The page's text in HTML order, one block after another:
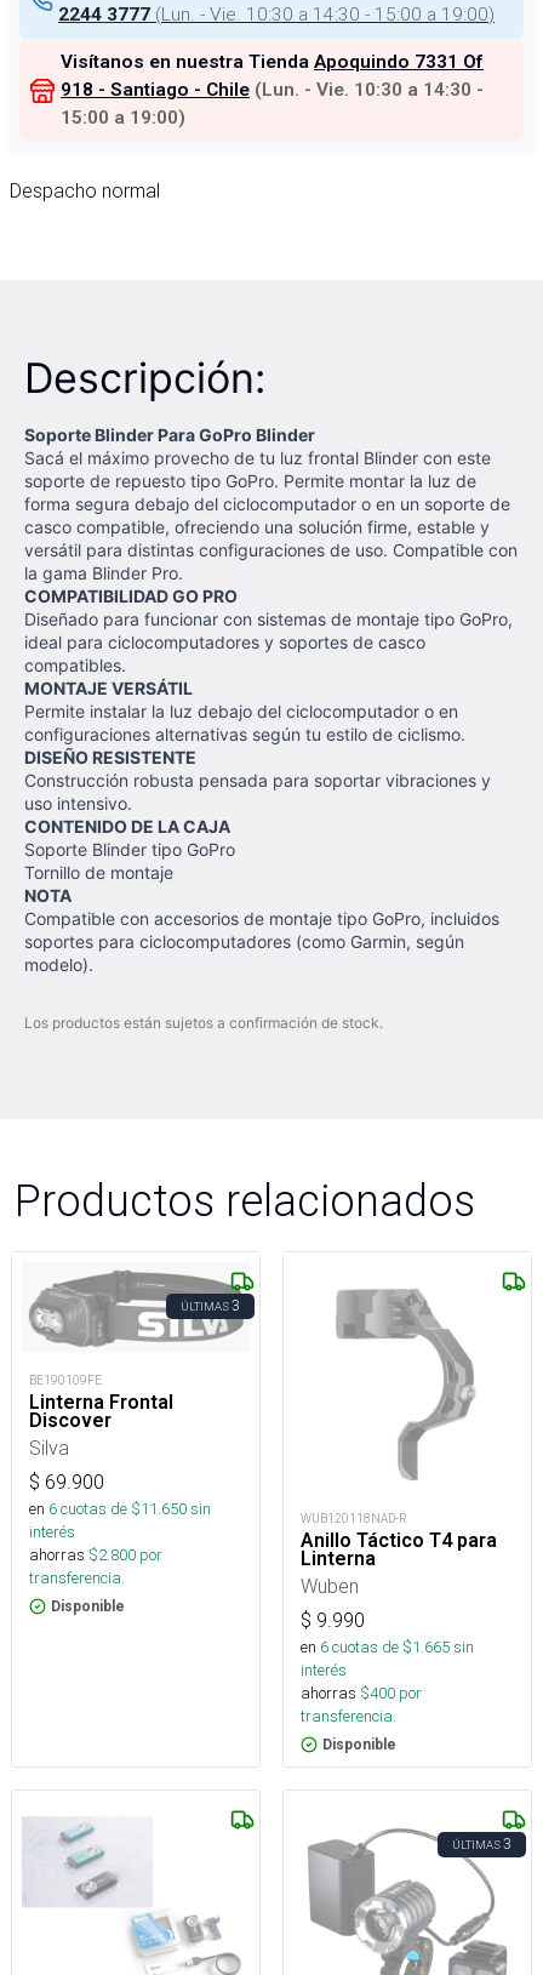
2244 3777 (Lun. - Vie. 10:30 a 14:30 - 15:00 a 19:00)
Visítanos en nuestra Tienda Apoquindo 7331 Of
918 - Santiago - Chile (Lun. - Vie. 10:30 a 14:30 -
15:00 a 19:00)
Despacho normal
Descripción:
Soporte Blinder Para GoPro Blinder
Sacá el máximo provecho de tu luz frontal Blinder con este
soporte de repuesto tipo GoPro. Permite montar la luz de
forma segura debajo del ciclocomputador o en un soporte de
casco compatible, ofreciendo una solución firme, estable y
versátil para distintas configuraciones de uso. Compatible con
la gama Blinder Pro.
COMPATIBILIDAD GO PRO
Diseñado para funcionar con sistemas de montaje tipo GoPro,
ideal para ciclocomputadores y soportes de casco
compatibles.
MONTAJE VERSÁTIL
Permite instalar la luz debajo del ciclocomputador o en
configuraciones alternativas según tu estilo de ciclismo.
DISEÑO RESISTENTE
Construcción robusta pensada para soportar vibraciones y
uso intensivo.
CONTENIDO DE LA CAJA
Soporte Blinder tipo GoPro
Tornillo de montaje
NOTA
Compatible con accesorios de montaje tipo GoPro, incluidos
soportes para ciclocomputadores (como Garmin, según
modelo).
Los productos están sujetos a confirmación de stock.
Productos relacionados
ÚLTIMAS3
BE190109FE
Linterna Frontal
Discover
Silva
$ 69.900
en 6cuotas de $11.650sin
interés
ahorras $2.800 por
transferencia.
Disponible
WUB120118NAD-R
Anillo Táctico T4 para
Linterna
Wuben
$ 9.990
en 6cuotas de $1.665sin
interés
ahorras $400 por
transferencia.
Disponible
ÚLTIMAS3